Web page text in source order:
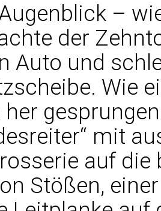
–
der
Auto und
Wie
mit
auf
Stößen,